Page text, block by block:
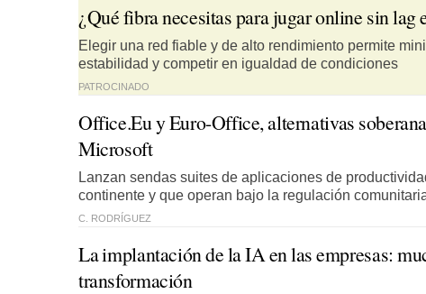
¿Qué fibra necesitas para jugar online sin lag
Elegir una red fiable y de alto rendimiento permite
estabilidad y competir en igualdad de condiciones
PATROCINADO
Office.Eu y Euro-Office, alternativas
Microsoft
Lanzan sendas suites de aplicaciones de
continente y que operan bajo la regulación
C. RODRÍGUEZ
La implantación de la IA en las empresas:
transformación